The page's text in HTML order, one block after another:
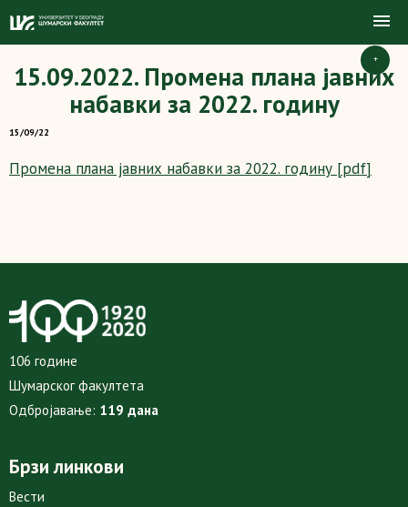
+
15.09.2022. Промена плана јавних
набавки за 2022. годину
15/09/22
Промена плана јавних набавки за 2022. годину [pdf]
106 године
Шумарског факултета
Одбројавање: 119 дана
Брзи линкови
Вести